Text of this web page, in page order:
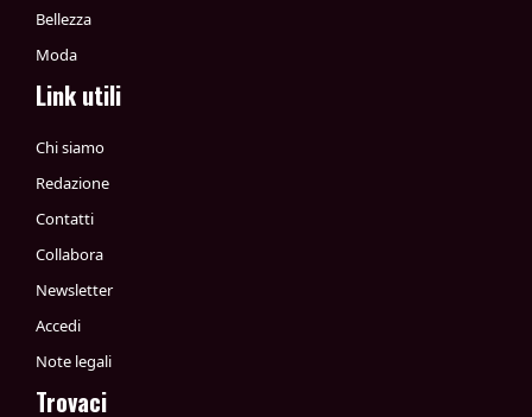
Bellezza
Moda
Link utili
Chi siamo
Redazione
Contatti
Collabora
Newsletter
Accedi
Note legali
Trovaci